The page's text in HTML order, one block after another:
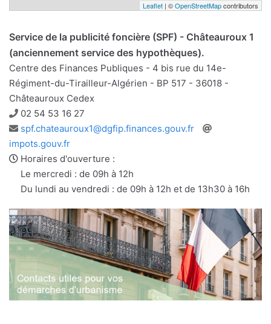
Leaflet | ©OpenStreetMapcontributors
Service de la publicité foncière (SPF) - Châteauroux 1
(anciennement service des hypothèques).
Centre des Finances Publiques - 4 bis rue du 14e-
Régiment-du-Tirailleur-Algérien - BP 517 - 36018 -
Châteauroux Cedex
Téléphone
02 54 53 16 27
Adresse
e-
mail
spf.chateauroux1@dgfip.finances.gouv.fr
impots.gouv.fr
Horaires d'ouverture :
Le mercredi : de 09h à 12h
Du lundi au vendredi : de 09h à 12h et de 13h30 à 16h